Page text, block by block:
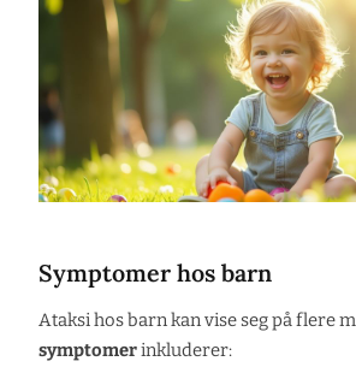
Symptomer hos barn
Ataksi hos barn kan vise seg på flere
symptomerinkluderer: